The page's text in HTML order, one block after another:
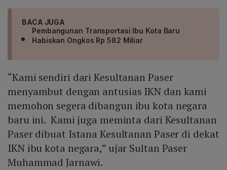
BACA JUGA
Pembangunan Transportasi Ibu Kota Baru
Habiskan Ongkos Rp 582 Miliar
“Kami sendiri dari Kesultanan Paser
menyambut dengan antusias IKN dan kami
memohon segera dibangun ibu kota negara
baru ini. Kami juga meminta dari Kesultanan
Paser dibuat Istana Kesultanan Paser di dekat
IKN ibu kota negara,” ujar Sultan Paser
Muhammad Jarnawi.